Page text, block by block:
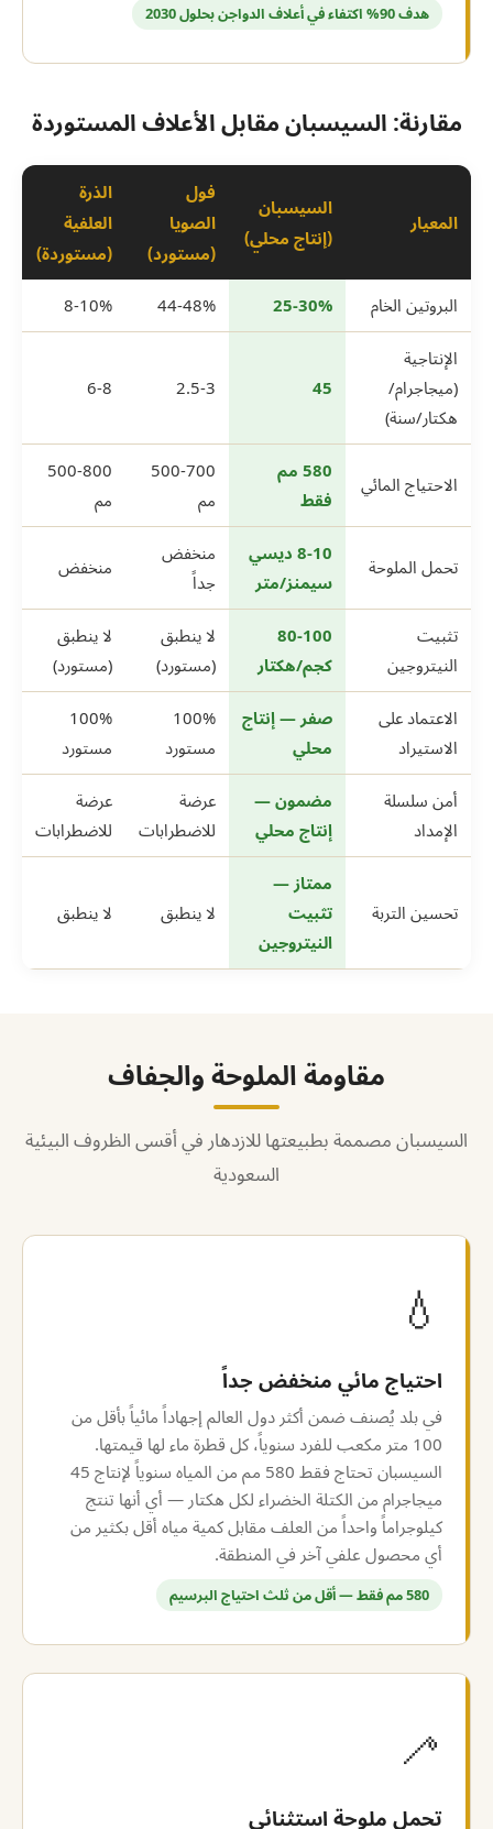
هدف 90% اكتفاء في أعلاف الدواجن بحلول 2030
مقارنة: السيسبان مقابل الأعلاف المستوردة
المعيار
السيسبان
(إنتاج محلي)
فول
الصويا
(مستورد)
الذرة
العلفية
(مستوردة)
البروتين الخام 25-30%
44-48%
8-10%
الإنتاجية
(ميجاجرام/
هكتار/سنة)
45
2.5-3
6-8
الاحتياج المائي
580 مم
فقط
500-700
مم
500-800
مم
تحمل الملوحة
8-10 ديسي
سيمنز/متر
منخفض
جداً
منخفض
تثبيت
النيتروجين
80-100
كجم/هكتار
لا ينطبق
(مستورد)
لا ينطبق
(مستورد)
الاعتماد على
الاستيراد
صفر — إنتاج
محلي
100%
مستورد
100%
مستورد
أمن سلسلة
الإمداد
مضمون —
إنتاج محلي
عرضة
للاضطرابات
عرضة
للاضطرابات
تحسين التربة
ممتاز —
تثبيت
النيتروجين
لا ينطبق لا ينطبق
مقاومة الملوحة والجفاف
السيسبان مصممة بطبيعتها للازدهار في أقسى الظروف البيئية
السعودية
💧
احتياج مائي منخفض جداً
في بلد يُصنف ضمن أكثر دول العالم إجهاداً مائياً بأقل من
100 متر مكعب للفرد سنوياً، كل قطرة ماء لها قيمتها.
السيسبان تحتاج فقط 580 مم من المياه سنوياً لإنتاج 45
ميجاجرام من الكتلة الخضراء لكل هكتار — أي أنها تنتج
كيلوجراماً واحداً من العلف مقابل كمية مياه أقل بكثير من
أي محصول علفي آخر في المنطقة.
580 مم فقط — أقل من ثلث احتياج البرسيم
🦯
تحمل ملوحة استثنائي